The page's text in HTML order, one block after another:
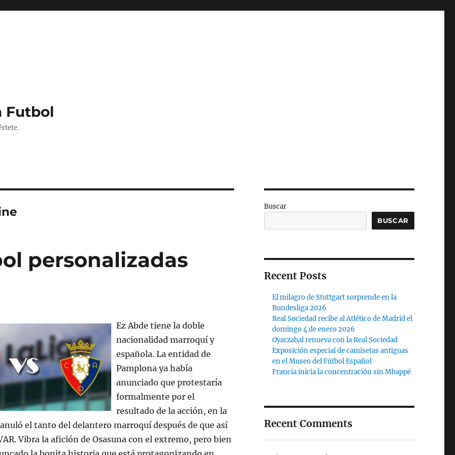
Futbol
personalizadas
Ez Abde tiene la doble
nacionalidad marroquí y
española. La entidad de
Pamplona ya había
anunciado que protestaría
formalmente por el
resultado de la acción, en la
el tanto del delantero marroquí después de que así
Vibra la afición de Osasuna con el extremo, pero bien
Buscar
BUSCAR
Recent Posts
El milagro de Stuttgart sorprende en la
Bundesliga 2026
Real Sociedad recibe al Atlético de Madrid el
domingo 4 de enero 2026
Oyarzabal renueva con la Real Sociedad
Exposición especial de camisetas antiguas
en el Museo del Fútbol Español
Francia inicia la concentración sin Mbappé
Recent Comments